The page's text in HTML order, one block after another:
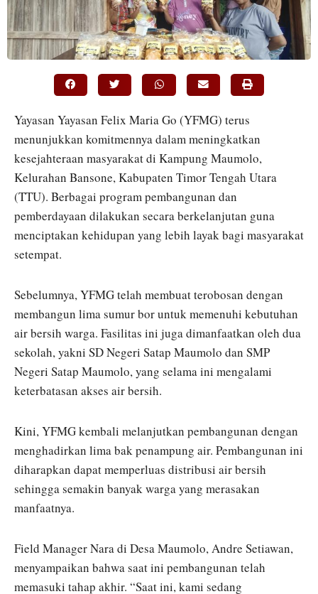
Yayasan Yayasan Felix Maria Go (YFMG) terus
menunjukkan komitmennya dalam meningkatkan
kesejahteraan masyarakat di Kampung Maumolo,
Kelurahan Bansone, Kabupaten Timor Tengah Utara
(TTU). Berbagai program pembangunan dan
pemberdayaan dilakukan secara berkelanjutan guna
menciptakan kehidupan yang lebih layak bagi masyarakat
setempat.
Sebelumnya, YFMG telah membuat terobosan dengan
membangun lima sumur bor untuk memenuhi kebutuhan
air bersih warga. Fasilitas ini juga dimanfaatkan oleh dua
sekolah, yakni SD Negeri Satap Maumolo dan SMP
Negeri Satap Maumolo, yang selama ini mengalami
keterbatasan akses air bersih.
Kini, YFMG kembali melanjutkan pembangunan dengan
menghadirkan lima bak penampung air. Pembangunan ini
diharapkan dapat memperluas distribusi air bersih
sehingga semakin banyak warga yang merasakan
manfaatnya.
Field Manager Nara di Desa Maumolo,Andre Setiawan,
menyampaikan bahwa saat ini pembangunan telah
memasuki tahap akhir. “Saat ini, kami sedang